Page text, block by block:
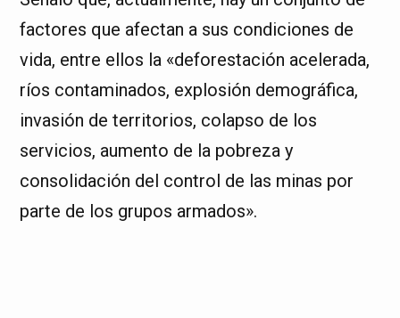
factores que afectan a sus condiciones de
vida, entre ellos la «deforestación acelerada,
ríos contaminados, explosión demográfica,
invasión de territorios, colapso de los
servicios, aumento de la pobreza y
consolidación del control de las minas por
parte de los grupos armados».